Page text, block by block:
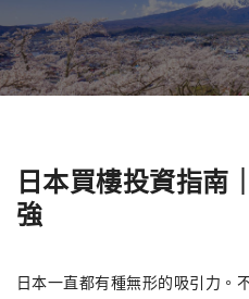
日本買樓投資指南
強
日本一直都有種無形的吸引力。